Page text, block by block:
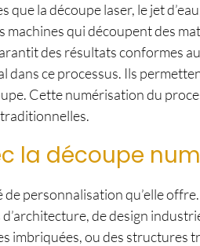
la découpe laser, le jet
qui découpent des
des résultats conformes
ce processus. Ils
Cette numérisation du
la découpe
personnalisation qu’elle
de design
imbriquées, ou des structures